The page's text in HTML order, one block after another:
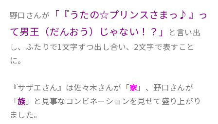
野口さんが 「『うたの☆プリンスさまっ♪』っ
て男王（だんおう）じゃない！？」
と言い出
し、ふたりで1文字ずつ出し合い、2文字で表すこと
に。
『サザエさん』は佐々木さんが「家」、野口さんが
「族 」と見事なコンビネーションを見せて盛り上がり
ました。